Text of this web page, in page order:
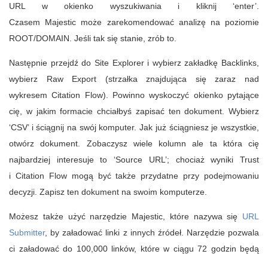
URL w okienko wyszukiwania i kliknij ‘enter’.
Czasem Majestic może zarekomendować analizę na poziomie
ROOT/DOMAIN. Jeśli tak się stanie, zrób to.
Następnie przejdź do Site Explorer i wybierz zakładkę Backlinks,
wybierz Raw Export (strzałka znajdująca się zaraz nad
wykresem Citation Flow). Powinno wyskoczyć okienko pytające
cię, w jakim formacie chciałbyś zapisać ten dokument. Wybierz
‘CSV’ i ściągnij na swój komputer. Jak już ściągniesz je wszystkie,
otwórz dokument. Zobaczysz wiele kolumn ale ta która cię
najbardziej interesuje to ‘Source URL’; chociaż wyniki Trust
i Citation Flow mogą być także przydatne przy podejmowaniu
decyzji. Zapisz ten dokument na swoim komputerze.
Możesz także użyć narzędzie Majestic, którenazywa się URL
Submitter, by załadować linki z innych źródeł. Narzędzie pozwala
ci załadować do 100,000 linków, które w ciągu 72 godzin będą